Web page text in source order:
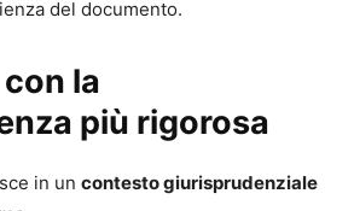
del documento.
la
più rigorosa
in un contesto giurisprudenziale